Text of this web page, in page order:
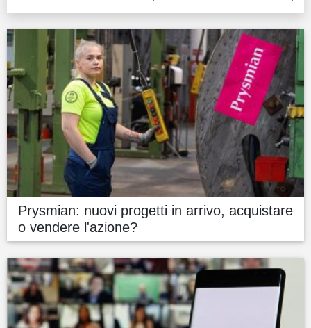
Prysmian: nuovi progetti in arrivo, acquistare
o vendere l'azione?